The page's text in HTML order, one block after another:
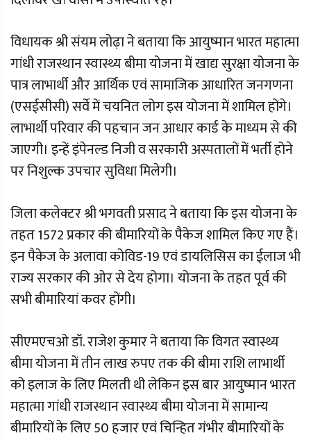
विधायक श्री संयम लोढ़ा ने बताया कि आयुष्मान भारत महात्मा
गांधी राजस्थान स्वास्थ्य बीमा योजना में खाद्य सुरक्षा योजना के
पात्र लाभार्थी और आर्थिक एवं सामाजिक आधारित जनगणना
(एसईसीसी) सर्वे में चयनित लोग इस योजना में शामिल होंगे।
लाभार्थी परिवार की पहचान जन आधार कार्ड के माध्यम से की
जाएगी। इन्हें इंपेनल्ड निजी व सरकारी अस्पतालों में भर्ती होने
पर निशुल्क उपचार सुविधा मिलेगी।
जिला कलेक्टर श्री भगवती प्रसाद ने बताया कि इस योजना के
तहत 1572 प्रकार की बीमारियों के पैकेज शामिल किए गए हैं।
इन पैकेज के अलावा कोविड-19 एवं डायलिसिस का ईलाज भी
राज्य सरकार की ओर से देय होगा। योजना के तहत पूर्व की
सभी बीमारियां कवर होंगी।
सीएमएचओ डॉ. राजेश कुमार ने बताया कि विगत स्वास्थ्य
बीमा योजना में तीन लाख रुपए तक की बीमा राशि लाभार्थी
को इलाज के लिए मिलती थी लेकिन इस बार आयुष्मान भारत
महात्मा गांधी राजस्थान स्वास्थ्य बीमा योजना में सामान्य
बीमारियों के लिए 50 हजार एवं चिन्हित गंभीर बीमारियों के